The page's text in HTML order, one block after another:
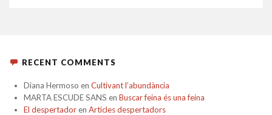
RECENT COMMENTS
Diana Hermoso en Cultivant l’abundància
MARTA ESCUDE SANS en Buscar feina és una feina
El despertadoren Articles despertadors